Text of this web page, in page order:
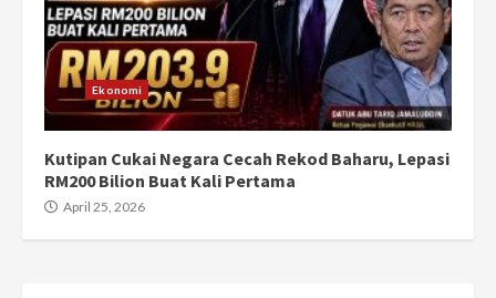
Ekonomi
Kutipan Cukai Negara Cecah Rekod Baharu, Lepasi
RM200 Bilion Buat Kali Pertama
April 25, 2026